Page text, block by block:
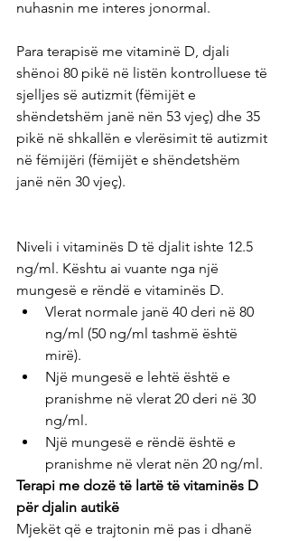
nuhasnin me interes jonormal.
Para terapisë me vitaminë D, djali
shënoi 80 pikë në listën kontrolluese të
sjelljes së autizmit (fëmijët e
shëndetshëm janë nën 53 vjeç) dhe 35
pikë në shkallën e vlerësimit të autizmit
në fëmijëri (fëmijët e shëndetshëm
janë nën 30 vjeç).
Niveli i vitaminës D të djalit ishte 12.5
ng/ml. Kështu ai vuante nga një
mungesë e rëndë e vitaminës D.
Vlerat normale janë 40 deri në 80
ng/ml (50 ng/ml tashmë është
mirë).
Një mungesë e lehtë është e
pranishme në vlerat 20 deri në 30
ng/ml.
Një mungesë e rëndë është e
pranishme në vlerat nën 20 ng/ml.
Terapi me dozë të lartë të vitaminës D
për djalin autikë
Mjekët që e trajtonin më pas i dhanë